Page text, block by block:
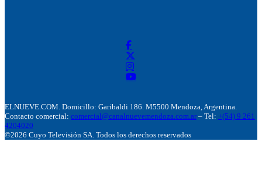
ELNUEVE.COM. Domicillo: Garibaldi 186. M5500 Mendoza, Argentina.
Contacto comercial: comercial@canalnuevemendoza.com.ar – Tel: +(54) 9 261
4204020
©2026 Cuyo Televisión SA. Todos los derechos reservados